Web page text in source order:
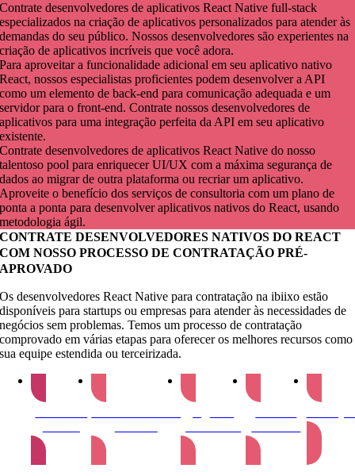
Contrate desenvolvedores de aplicativos React Native full-stack
especializados na criação de aplicativos personalizados para atender às
demandas do seu público. Nossos desenvolvedores são experientes na
criação de aplicativos incríveis que você adora.
Para aproveitar a funcionalidade adicional em seu aplicativo nativo
React, nossos especialistas proficientes podem desenvolver a API
como um elemento de back-end para comunicação adequada e um
servidor para o front-end. Contrate nossos desenvolvedores de
aplicativos para uma integração perfeita da API em seu aplicativo
existente.
Contrate desenvolvedores de aplicativos React Native do nosso
talentoso pool para enriquecer UI/UX com a máxima segurança de
dados ao migrar de outra plataforma ou recriar um aplicativo.
Aproveite o benefício dos serviços de consultoria com um plano de
ponta a ponta para desenvolver aplicativos nativos do React, usando
metodologia ágil.
CONTRATE DESENVOLVEDORES NATIVOS DO REACT
COM NOSSO PROCESSO DE CONTRATAÇÃO PRÉ-
APROVADO
Os desenvolvedores React Native para contratação na ibiixo estão
disponíveis para startups ou empresas para atender às necessidades de
negócios sem problemas. Temos um processo de contratação
comprovado em várias etapas para oferecer os melhores recursos como
sua equipe estendida ou terceirizada.